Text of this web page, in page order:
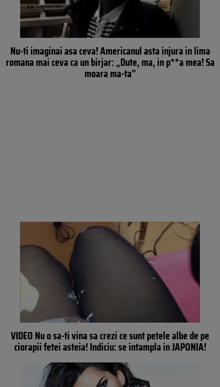
Nu-ti imaginai asa ceva! Americanul asta injura in lima
romana mai ceva ca un birjar: „Dute, ma, in p**a mea! Sa
moara ma-ta”
VIDEO Nu o sa-ti vina sa crezi ce sunt petele albe de pe
ciorapii fetei asteia! Indiciu: se intampla in JAPONIA!